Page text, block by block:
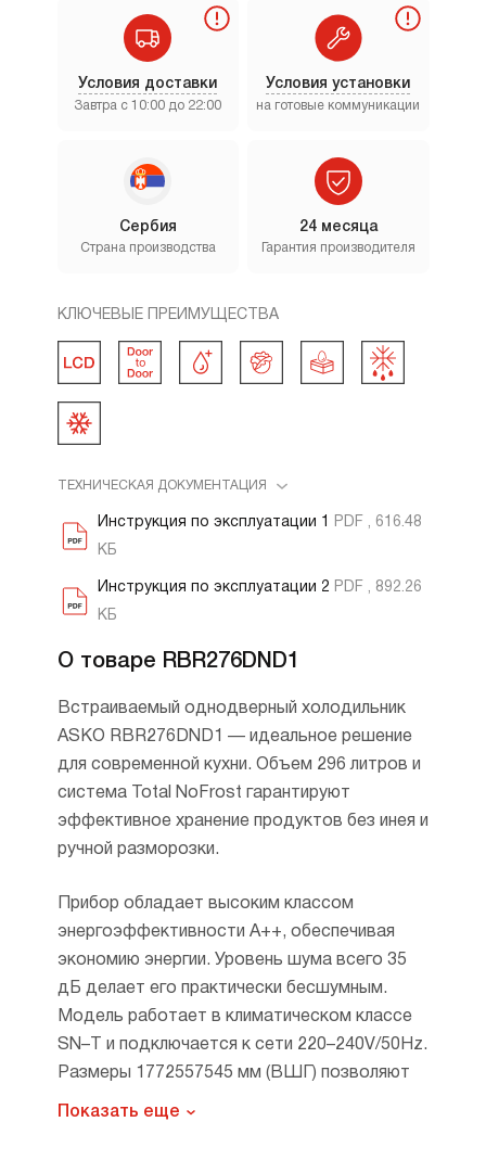
Условия доставки
Завтра с 10:00 до 22:00
24 месяца
Гарантия производителя
Условия установки
на готовые коммуникации
Сербия
Страна производства
КЛЮЧЕВЫЕ ПРЕИМУЩЕСТВА
ТЕХНИЧЕСКАЯ ДОКУМЕНТАЦИЯ
Инструкция по эксплуатации 1
PDF , 616.48
КБ
Инструкция по эксплуатации 2 PDF , 892.26
КБ
О товаре RBR276DND1
Встраиваемый однодверный холодильник
ASKO RBR276DND1 — идеальное решение
для современной кухни. Объем 296 литров и
система Total NoFrost гарантируют
эффективное хранение продуктов без инея и
ручной разморозки.
Прибор обладает высоким классом
энергоэффективности A++, обеспечивая
экономию энергии. Уровень шума всего 35
дБ делает его практически бесшумным.
Модель работает в климатическом классе
SN–T и подключается к сети 220–240V/50Hz.
Размеры 1772557545 мм (ВШГ) позволяют
легко интегрировать холодильник в кухонный
Показать еще